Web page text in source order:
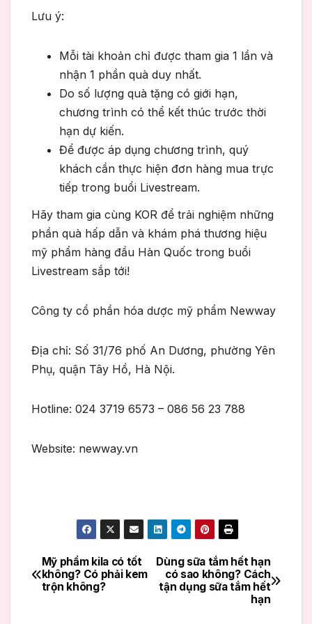
Lưu ý:
Mỗi tài khoản chỉ được tham gia 1 lần và
nhận 1 phần quà duy nhất.
Do số lượng quà tặng có giới hạn,
chương trình có thể kết thúc trước thời
hạn dự kiến.
Để được áp dụng chương trình, quý
khách cần thực hiện đơn hàng mua trực
tiếp trong buổi Livestream.
Hãy tham gia cùng KOR để trải nghiệm những
phần quà hấp dẫn và khám phá thương hiệu
mỹ phẩm hàng đầu Hàn Quốc trong buổi
Livestream sắp tới!
Công ty cổ phần hóa dược mỹ phẩm Newway
Địa chỉ: Số 31/76 phố An Dương, phường Yên
Phụ, quận Tây Hồ, Hà Nội.
Hotline: 024 3719 6573 – 086 56 23 788
Website: newway.vn
Điều
hướng
Dùng sữa tắm hết hạn
có sao không? Cách
tận dụng sữa tắm hết
hạn
Mỹ phẩm kila có tốt
không? Có phải kem
trộn không?